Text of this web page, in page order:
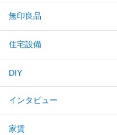
無印良品
住宅設備
DIY
インタビュー
家賃